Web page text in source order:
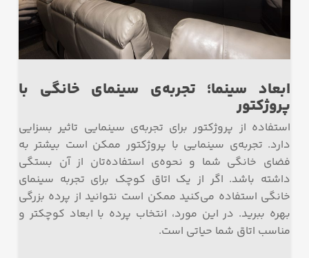
ابعاد سینما؛ تجربه‌ی سینمای خانگی با
پروژکتور
استفاده از پروژکتور برای تجربه‌ی سینمایی تاثیر بسزایی
دارد. تجربه‌ی سینمایی با پروژکتور ممکن است بیشتر به
فضای خانگی شما و نحوه‌ی استفاده‌تان از آن بستگی
داشته باشد. اگر از یک اتاق کوچک برای تجربه سینمای
خانگی استفاده می‌کنید ممکن است نتوانید از پرده بزرگی
بهره‌ ببرید. در این مورد، انتخاب پرده با ابعاد کوچکتر و
مناسب اتاق شما حیاتی است.